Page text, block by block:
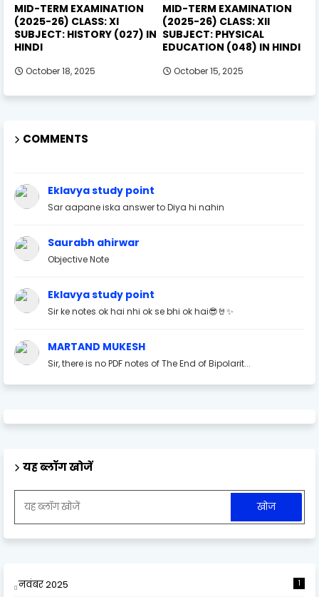
MID-TERM EXAMINATION
(2025-26) CLASS: XI
SUBJECT: HISTORY (027) IN
HINDI
October 18, 2025
MID-TERM EXAMINATION
(2025-26) CLASS: XII
SUBJECT: PHYSICAL
EDUCATION (048) IN HINDI
October 15, 2025
COMMENTS
Eklavya study point
Sar aapane iska answer to Diya hi nahin
Saurabh ahirwar
Objective Note
Eklavya study point
Sir ke notes ok hai nhi ok se bhi ok hai😎🤘✨
MARTAND MUKESH
Sir, there is no PDF notes of The End of Bipolarit...
यह ब्लॉग खोजें
नवंबर 2025 1